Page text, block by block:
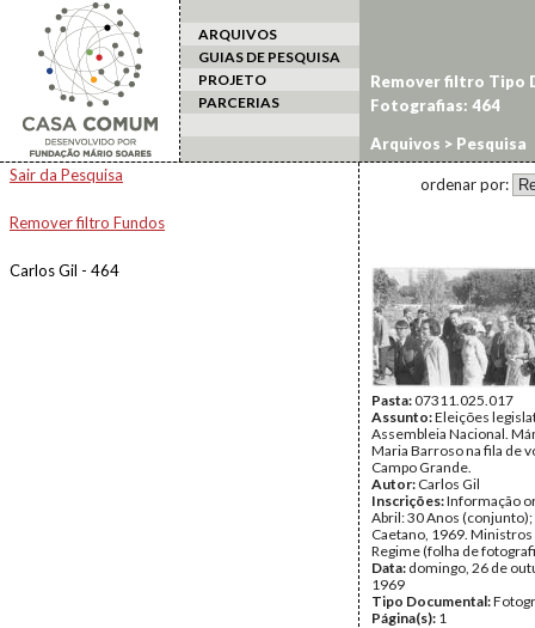
ARQUIVOS
GUIAS DE PESQUISA
PROJETO
PARCERIAS
Arquivos > Pesquisa
Sair da Pesquisa
Remover filtro Fundos
Carlos Gil - 464
Remover filtro Tipo
Fotografias: 464
ordenar por:
Pasta:07311.025.017
Assunto:Eleições
Assembleia Nacional.
Maria Barroso na fila de
Campo Grande.
Autor: Carlos Gil
Inscrições:Informação
Abril: 30 Anos
Caetano, 1969.
Regime (folha de
Data: domingo, 26 de
1969
Tipo Documental:
Página(s): 1